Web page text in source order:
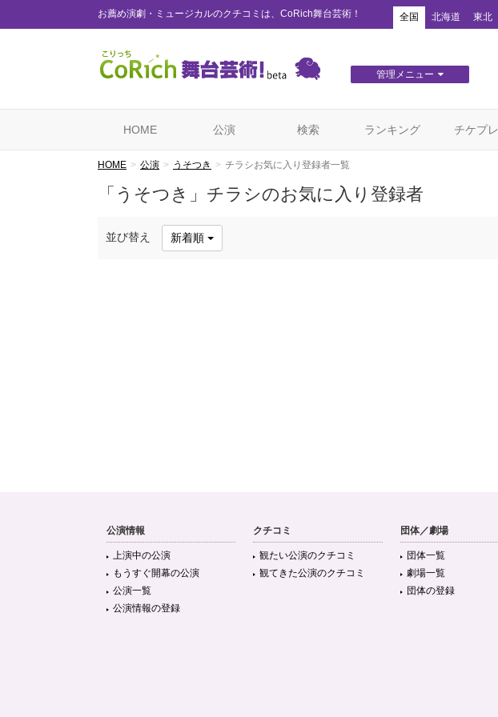
お薦め演劇・ミュージカルのクチコミは、CoRich舞台芸術！ 全国 北海道 東北
管理メニュー
HOME 公演 検索 ランキング チケプレ
HOME 公演 うそつき チラシお気に入り登録者一覧
「うそつき」チラシのお気に入り登録者
並び替え 新着順
公演情報
上演中の公演
もうすぐ開幕の公演
公演一覧
公演情報の登録
クチコミ
観たい公演のクチコミ
観てきた公演のクチコミ
団体／劇場
団体一覧
劇場一覧
団体の登録